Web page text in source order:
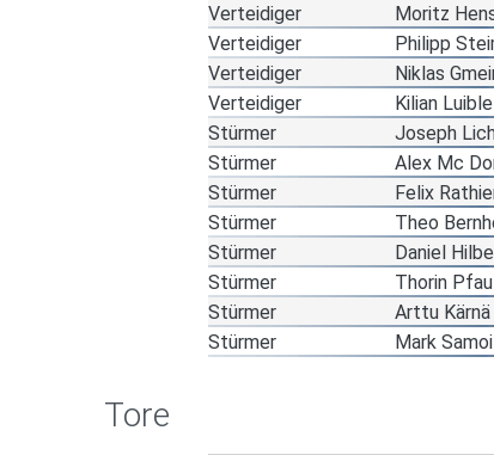
Verteidiger
Moritz
Verteidiger
Philipp
Verteidiger
Niklas
Verteidiger
Kilian Luible
Stürmer
Joseph
Stürmer
Alex Mc
Stürmer
Felix
Stürmer
Theo
Stürmer
Daniel
Stürmer
Thorin Pfau
Stürmer
Arttu Kärnä
Stürmer
Mark
Tore